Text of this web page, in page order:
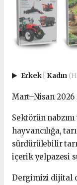
Erkek Kadın
Mart–Nisan 2026
Sektörün
hayvancılığa,
sürdürülebilir
içerik yelpazesi
Dergimizi dijital